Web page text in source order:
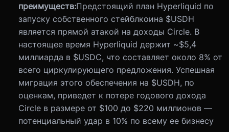
преимуществ:Предстоящий план Hyperliquid по
запуску собственного стейблкоина $USDH
является прямой атакой на доходы Circle. В
настоящее время Hyperliquid держит ~$5,4
миллиарда в $USDC, что составляет около 8% от
всего циркулирующего предложения. Успешная
миграция этого обеспечения на $USDH, по
оценкам, приведет к потере годового дохода
Circle в размере от $100 до $220 миллионов —
потенциальный удар в 10% по всему ее бизнесу